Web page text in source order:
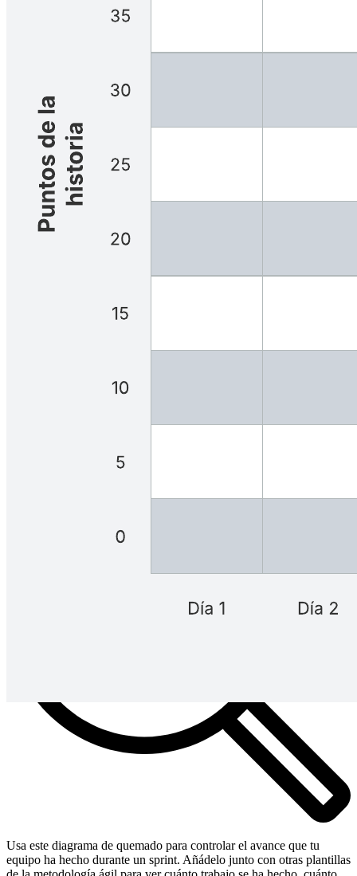
Usa este diagrama de quemado para controlar el avance que tu
equipo ha hecho durante un sprint. Añádelo junto con otras plantillas